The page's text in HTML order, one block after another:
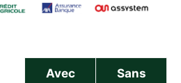
Avec
Sans